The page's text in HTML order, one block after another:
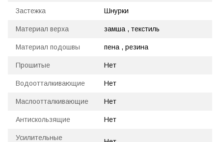
Застежка Шнурки
Материал верха замша , текстиль
Материал подошвы пена , резина
Прошитые Нет
Водоотталкивающие Нет
Маслоотталкивающие Нет
Антискользящие Нет
Усилительные